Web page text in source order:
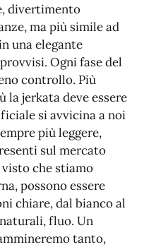
divertimento
ma più simile ad
una elegante
Ogni fase del
controllo. Più
la jerkata deve essere
si avvicina a noi
più leggere,
sul mercato
che stiamo
possono essere
chiare, dal bianco al
fluo. Un
tanto,